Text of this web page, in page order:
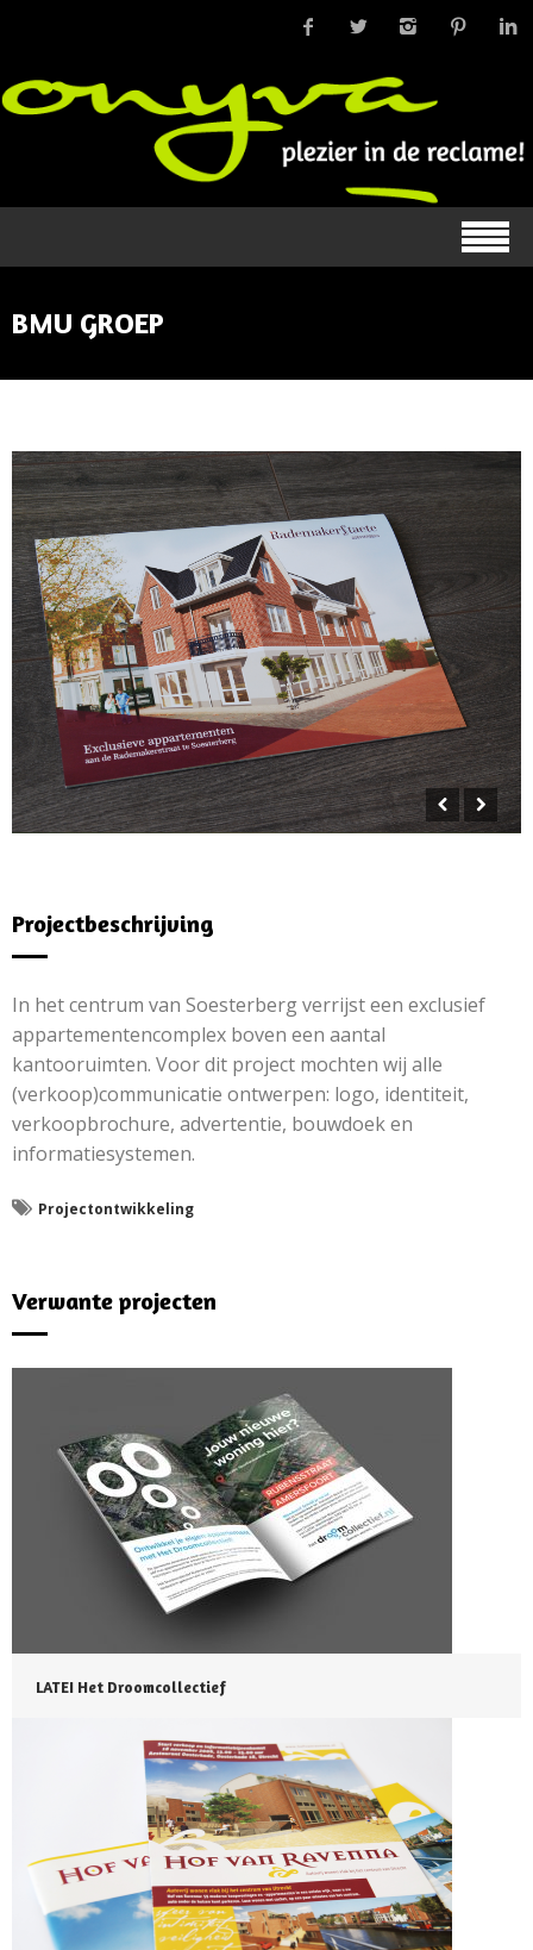
BMU GROEP
Projectbeschrijving
In het centrum van Soesterberg verrijst een exclusief
appartementencomplex boven een aantal
kantooruimten. Voor dit project mochten wij alle
(verkoop)communicatie ontwerpen: logo, identiteit,
verkoopbrochure, advertentie, bouwdoek en
informatiesystemen.
Projectontwikkeling
Verwante projecten
LATEI Het Droomcollectief